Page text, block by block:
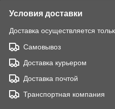
Условия доставки
Доставка осуществляется
Самовывоз
Доставка курьером
Доставка почтой
Транспортная компания